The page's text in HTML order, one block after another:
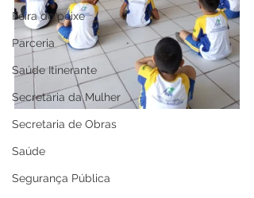
Feira do peixe
Parceria
Saúde Itinerante
Secretaria da Mulher
Secretaria de Obras
Saúde
Segurança Pública